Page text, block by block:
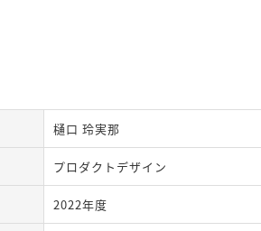
樋口 玲実那
プロダクトデザイン
2022年度